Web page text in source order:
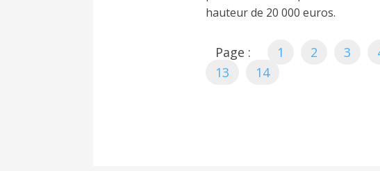
hauteur de 20 000 euros.
Page : 1 2 3
13
14